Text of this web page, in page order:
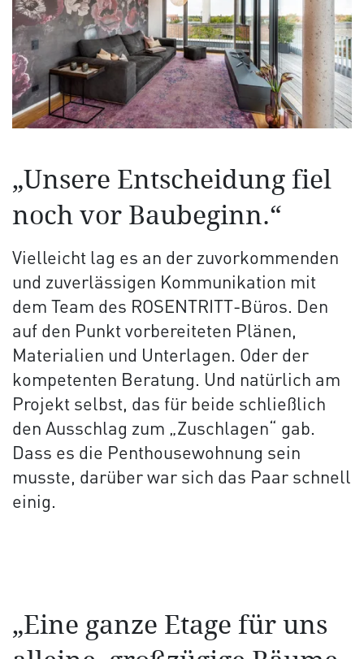
„Unsere Entscheidung fiel
noch vor Baubeginn.“
Vielleicht lag es an der zuvorkommenden
und zuverlässigen Kommunikation mit
dem Team des ROSENTRITT-Büros. Den
auf den Punkt vorbereiteten Plänen,
Materialien und Unterlagen. Oder der
kompetenten Beratung. Und natürlich am
Projekt selbst, das für beide schließlich
den Ausschlag zum „Zuschlagen“ gab.
Dass es die Penthousewohnung sein
musste, darüber war sich das Paar schnell
einig.
„Eine ganze Etage für uns